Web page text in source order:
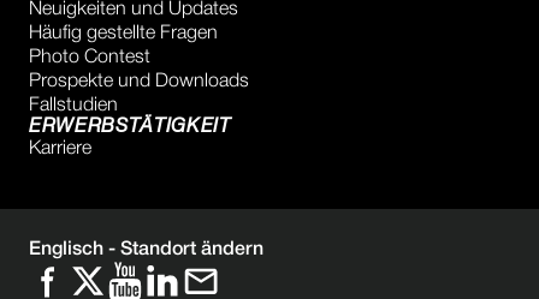
Neuigkeiten und Updates
Häufig gestellte Fragen
Photo Contest
Prospekte und Downloads
Fallstudien
ERWERBSTÄTIGKEIT
Karriere
Englisch - Standort ändern